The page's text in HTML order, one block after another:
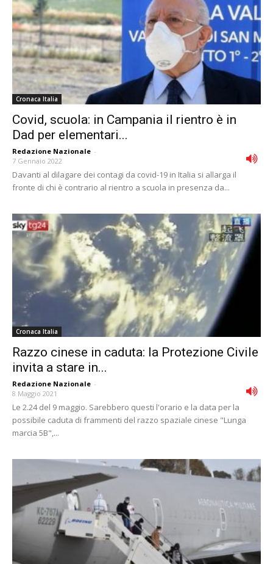
Cronaca Italia
Covid, scuola: in Campania il rientro è in
Dad per elementari...
Redazione Nazionale -
7 Gennaio 2022
Davanti al dilagare dei contagi da covid-19 in Italia si allarga il
fronte di chi è contrario al rientro a scuola in presenza da...
Cronaca Italia
Razzo cinese in caduta: la Protezione Civile
invita a stare in...
Redazione Nazionale -
8 Maggio 2021
Le 2.24 del 9 maggio. Sarebbero questi l'orario e la data per la
possibile caduta di frammenti del razzo spaziale cinese "Lunga
marcia 5B",...